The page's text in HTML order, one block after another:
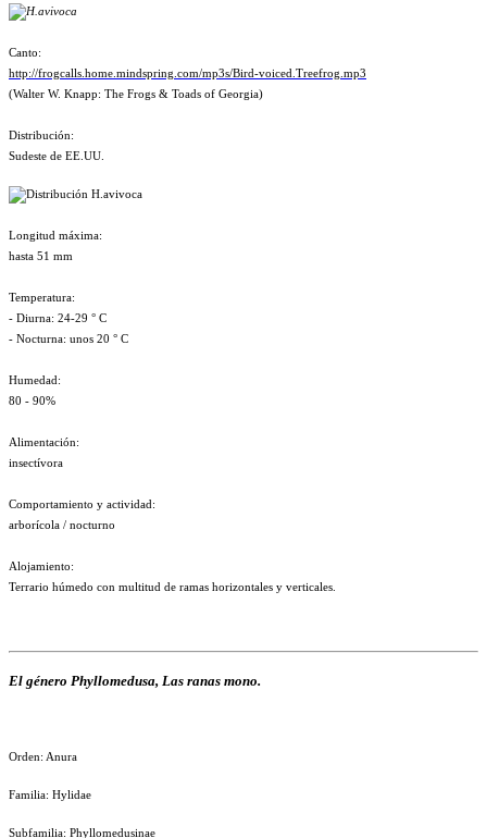
Canto:
http://frogcalls.home.mindspring.com/mp3s/Bird-voiced.Treefrog.mp3
(Walter W. Knapp: The Frogs & Toads of Georgia)
Distribución:
Sudeste de EE.UU.
Longitud máxima:
hasta 51 mm
Temperatura:
- Diurna: 24-29 ° C
- Nocturna: unos 20 ° C
Humedad:
80 - 90%
Alimentación:
insectívora
Comportamiento y actividad:
arborícola / nocturno
Alojamiento:
Terrario húmedo con multitud de ramas horizontales y verticales.
El género Phyllomedusa, Las ranas mono.
Orden: Anura
Familia: Hylidae
Subfamilia: Phyllomedusinae